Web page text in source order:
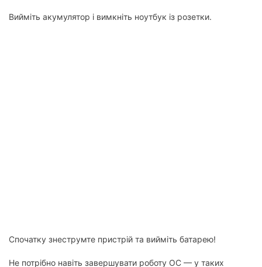
Вийміть акумулятор і вимкніть ноутбук із розетки.
Спочатку знеструмте пристрій та вийміть батарею!
Не потрібно навіть завершувати роботу ОС — у таких